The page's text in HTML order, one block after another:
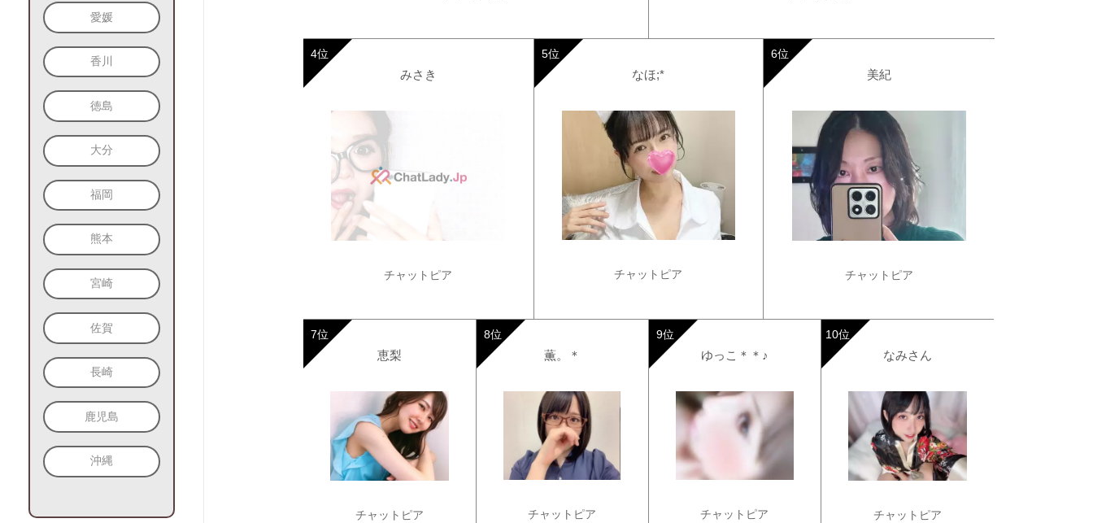
愛媛
香川
徳島
大分
福岡
熊本
宮崎
佐賀
長崎
鹿児島
沖縄
みさき
チャットピア
なほ;*
チャットピア
美紀
チャットピア
恵梨
チャットピア
薫。＊
チャットピア
ゆっこ＊＊♪
チャットピア
なみさん
チャットピア